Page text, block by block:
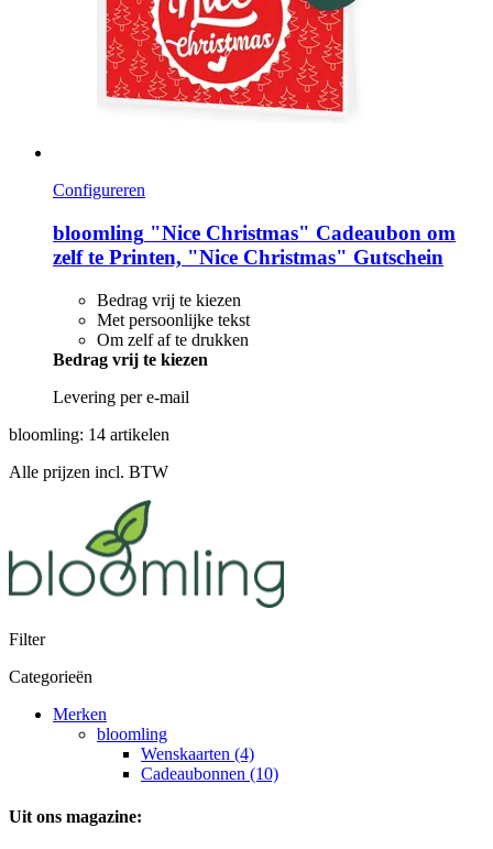
Configureren
bloomling "Nice Christmas" Cadeaubon om
zelf te Printen, "Nice Christmas" Gutschein
Bedrag vrij te kiezen
Met persoonlijke tekst
Om zelf af te drukken
Bedrag vrij te kiezen
Levering per e-mail
bloomling: 14 artikelen
Alle prijzen incl. BTW
Filter
Categorieën
Merken
bloomling
Wenskaarten (4)
Cadeaubonnen (10)
Uit ons magazine: